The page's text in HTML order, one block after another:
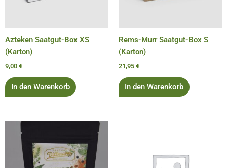
Azteken Saatgut-Box XS
(Karton)
9,00 €
In den Warenkorb
Rems-Murr Saatgut-Box S
(Karton)
21,95 €
In den Warenkorb